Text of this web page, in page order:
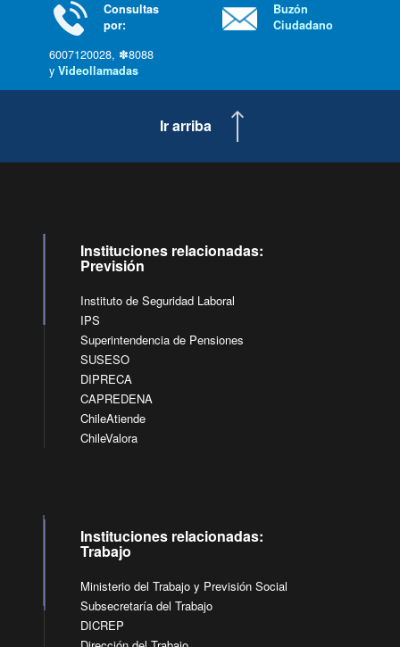
Consultas
por:
6007120028, ✽8088
y Videollamadas
Buzón
Ciudadano
Ir arriba
Instituciones relacionadas:
Previsión
Instituto de Seguridad Laboral
IPS
Superintendencia de Pensiones
SUSESO
DIPRECA
CAPREDENA
ChileAtiende
ChileValora
Instituciones relacionadas:
Trabajo
Ministerio del Trabajo y Previsión Social
Subsecretaría del Trabajo
DICREP